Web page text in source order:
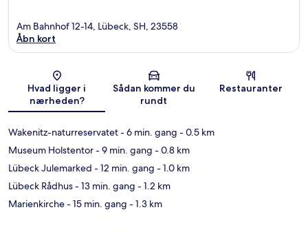
Kort
Am Bahnhof 12-14, Lübeck, SH, 23558
Åbn kort
Hvad ligger i
nærheden?
Sådan kommer du
rundt
Restauranter
Wakenitz-naturreservatet- 6 min. gang - 0.5 km
Museum Holstentor- 9 min. gang - 0.8 km
Lübeck Julemarked - 12 min. gang - 1.0 km
Lübeck Rådhus- 13 min. gang - 1.2 km
Marienkirche- 15 min. gang - 1.3 km